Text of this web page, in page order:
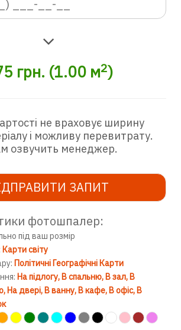
грн. (1.00м2)
не враховує ширину
і можливу перевитрату.
озвучить менеджер.
ЗАПИТ
фотошпалер:
під ваш розмір
Карти світу
Політичні Географічні Карти
На підлогу В спальню В зал В
На двері В ванну В кафе В офіс В